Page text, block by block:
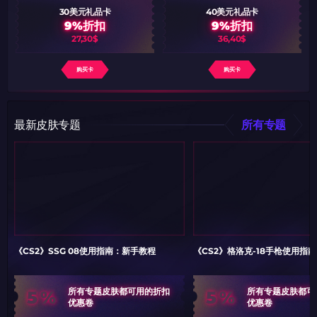
30美元礼品卡
9%折扣
27,30$
购买卡
40美元礼品卡
9%折扣
36,40$
购买卡
最新皮肤专题 所有专题
《CS2》SSG 08使用指南：新手教程
5%
所有专题皮肤都可用的折扣
优惠卷
《CS2》格洛克-18手枪使用指
5%
所有专题皮肤都
优惠卷